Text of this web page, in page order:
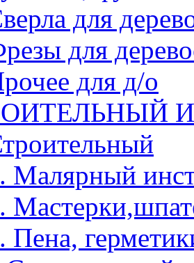
для
для
для д/о
Малярный
Пена,